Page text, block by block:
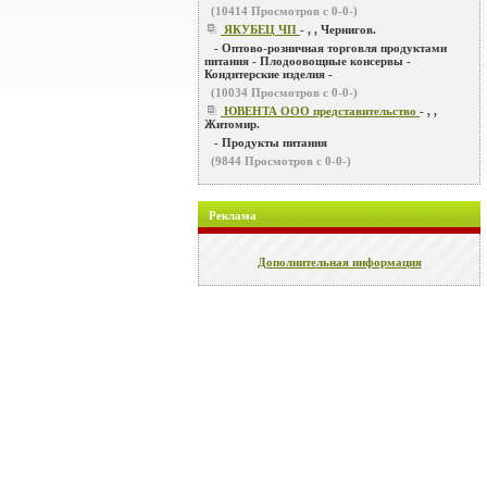
(10414 Просмотров с 0-0-)
ЯКУБЕЦ ЧП - , , Чернигов.
- Оптово-розничная торговля продуктами
питания - Плодоовощные консервы -
Кондитерские изделия -
(10034 Просмотров с 0-0-)
ЮВЕНТА ООО представительство - , ,
Житомир.
- Продукты питания
(9844 Просмотров с 0-0-)
Реклама
Дополнительная информация